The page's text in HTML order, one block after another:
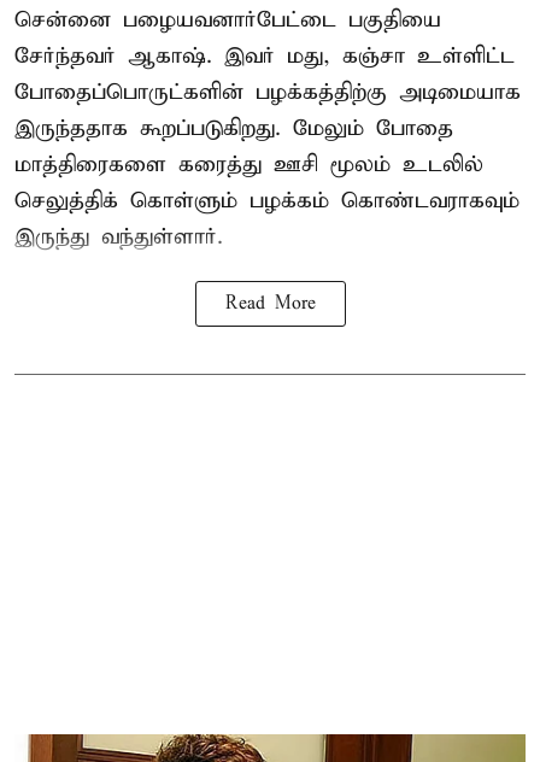
சென்னை பழையவனார்பேட்டை பகுதியை
சேர்ந்தவர் ஆகாஷ். இவர் மது, கஞ்சா உள்ளிட்ட
போதைப்பொருட்களின் பழக்கத்திற்கு அடிமையாக
இருந்ததாக கூறப்படுகிறது. மேலும் போதை
மாத்திரைகளை கரைத்து ஊசி மூலம் உடலில்
செலுத்திக் கொள்ளும் பழக்கம் கொண்டவராகவும்
இருந்து வந்துள்ளார்.
Read More